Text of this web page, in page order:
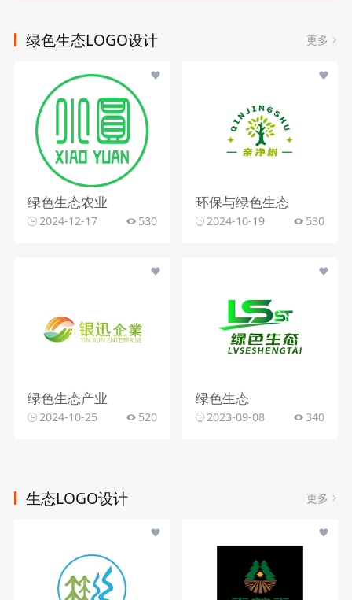
绿色生态LOGO设计 更多
绿色生态农业
2024-12-17 530
环保与绿色生态
2024-10-19 530
绿色生态产业
2024-10-25 520
绿色生态
2023-09-08 340
生态LOGO设计 更多